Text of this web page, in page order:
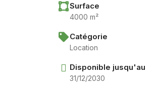
Surface
4000 m²
Catégorie
Location
Disponible jusqu'au
31/12/2030